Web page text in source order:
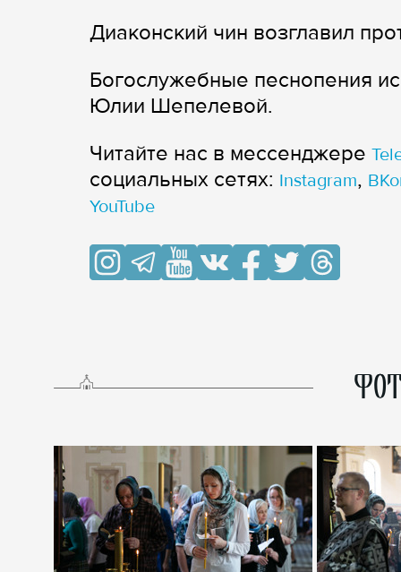
Диаконский чин возглавил
Богослужебные песнопения
Юлии Шепелевой.
Читайте нас в мессенджере
cоциальных сетях: Instagram,
YouTube